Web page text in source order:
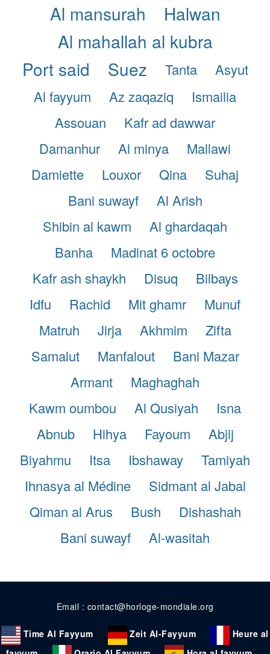
Al mansurah
Halwan
Al mahallah al kubra
Port said
Suez Tanta
Asyut
Al fayyum
Az zaqaziq
Ismailia
Assouan
Kafr ad dawwar
Damanhur
Al minya
Mallawi
Damiette
Louxor Qina
Suhaj
Bani suwayf
Al Arish
Shibin al kawm
Al ghardaqah
Banha
Madinat 6 octobre
Kafr ash shaykh
Disuq
Bilbays
Idfu
Rachid Mit ghamr
Munuf
Matruh
Jirja Akhmim
Zifta
Samalut
Manfalout
Bani Mazar
Armant
Maghaghah
Kawm oumbou
Al Qusiyah
Isna
Abnub
Hihya Fayoum
Abjij
Biyahmu
Itsa Ibshaway
Tamiyah
Ihnasya al Médine
Sidmant al Jabal
Qiman al Arus
Bush
Dishashah
Bani suwayf
Al-wasitah
Email : contact@horloge-mondiale.org
Time Al Fayyum Zeit Al-Fayyum
Heure al